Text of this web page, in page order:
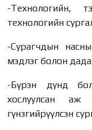
-Технологийн,
технологийн
-Сурагчдын
мэдлэг болон
-Бүрэн дунд
хослуулсан
гүнзгийрүүлсэн